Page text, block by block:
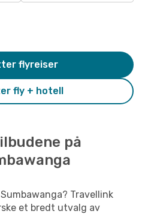
fly + hotell
flyreiser
på
Travellink
et bredt utvalg av